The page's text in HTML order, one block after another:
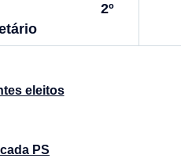
eleitos
PS